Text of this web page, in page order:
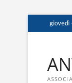
to
giovedì